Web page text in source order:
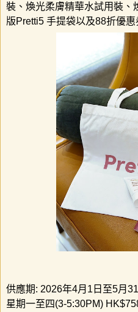
裝、煥光柔膚精華水試用裝、
版Pretti5 手提袋以及88折優惠
供應期: 2026年4月 1 日至5月 31
星期一至四(3-5:30PM)